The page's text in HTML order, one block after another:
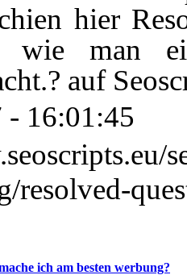
hier
wie man
auf
- 16:01:45
resolved-
ich am besten werbung?